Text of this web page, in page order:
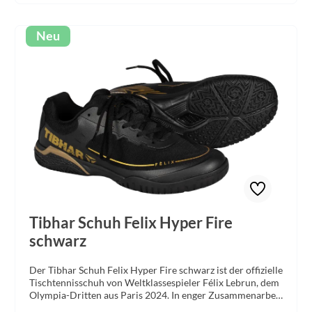
Neu
Tibhar Schuh Felix Hyper Fire
schwarz
Der Tibhar Schuh Felix Hyper Fire schwarz ist der offizielle
Tischtennisschuh von Weltklassespieler Félix Lebrun, dem
Olympia-Dritten aus Paris 2024. In enger Zusammenarbeit